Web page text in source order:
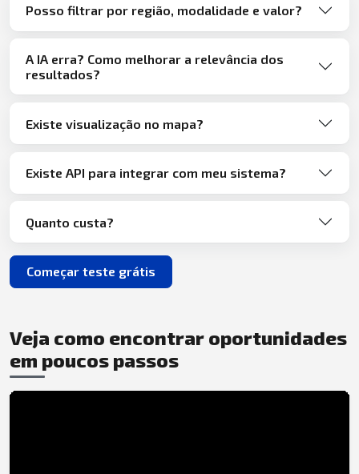
Posso filtrar por região, modalidade e valor?
A IA erra? Como melhorar a relevância dos
resultados?
Existe visualização no mapa?
Existe API para integrar com meu sistema?
Quanto custa?
Começar teste grátis
Veja como encontrar oportunidades
em poucos passos